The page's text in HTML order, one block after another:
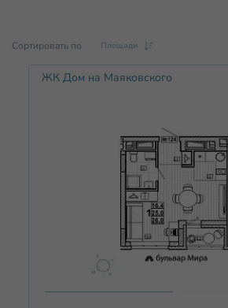
Сортировать по Площади
ЖК Дом на Маяковского